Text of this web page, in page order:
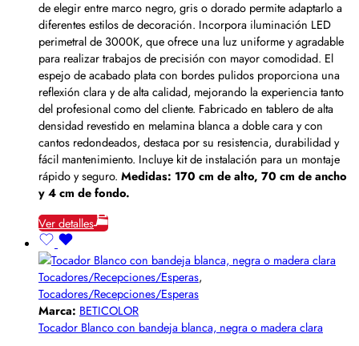
de elegir entre marco negro, gris o dorado permite adaptarlo a
diferentes estilos de decoración. Incorpora iluminación LED
perimetral de 3000K, que ofrece una luz uniforme y agradable
para realizar trabajos de precisión con mayor comodidad. El
espejo de acabado plata con bordes pulidos proporciona una
reflexión clara y de alta calidad, mejorando la experiencia tanto
del profesional como del cliente. Fabricado en tablero de alta
densidad revestido en melamina blanca a doble cara y con
cantos redondeados, destaca por su resistencia, durabilidad y
fácil mantenimiento. Incluye kit de instalación para un montaje
rápido y seguro. Medidas: 170 cm de alto, 70 cm de ancho
y 4 cm de fondo.
Ver detalles
Tocadores/Recepciones/Esperas,
Tocadores/Recepciones/Esperas
Marca: BETICOLOR
Tocador Blanco con bandeja blanca, negra o madera clara